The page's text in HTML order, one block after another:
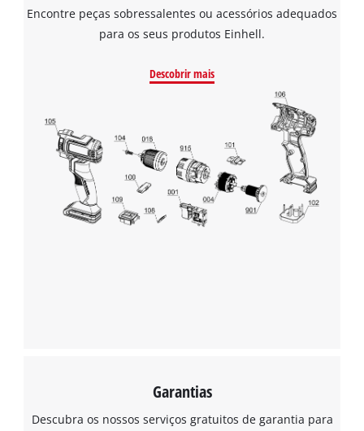
Precisamos do seu consentimento para
carregar o serviço Google Maps!
This content is not permitted to load due
to trackers that are not disclosed to the
Encontre peças sobressalentes ou acessórios adequados
para os seus produtos Einhell.
Descobrir mais
Garantias
Descubra os nossos serviços gratuitos de garantia para